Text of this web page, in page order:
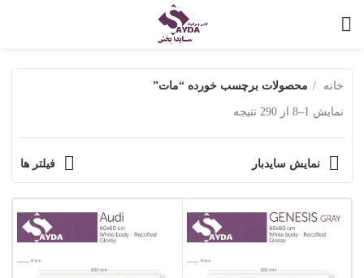
خانه محصولات برچسب خورده “مات”
نمایش 1–8 از 290 نتیجه
نمایش سایدبار فیلتر ها